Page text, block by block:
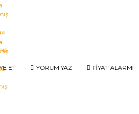
ET YORUM YAZ FİYAT ALARMI